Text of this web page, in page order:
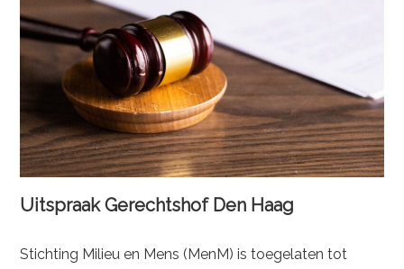
Uitspraak Gerechtshof Den Haag
Stichting Milieu en Mens (MenM) is toegelaten tot